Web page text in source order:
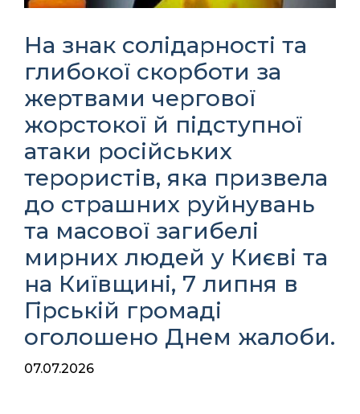
На знак солідарності та
глибокої скорботи за
жертвами чергової
жорстокої й підступної
атаки російських
терористів, яка призвела
до страшних руйнувань
та масової загибелі
мирних людей у Києві та
на Київщині, 7 липня в
Гірській громаді
оголошено Днем жалоби.
07.07.2026